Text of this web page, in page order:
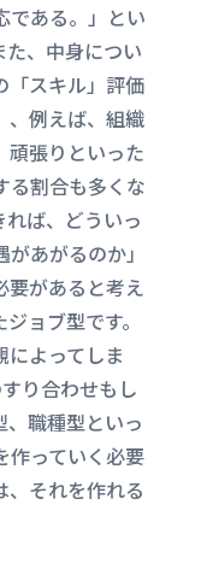
である。」とい
た、中身につい
「スキル」評価
、例えば、組織
頑張りといった
る割合も多くな
ば、どういっ
あがるのか」
要があると考え
ョブ型です。
によってしま
り合わせもし
、職種型といっ
作っていく必要
、それを作れる